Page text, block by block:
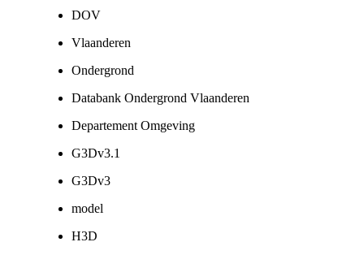
DOV
Vlaanderen
Ondergrond
Databank Ondergrond Vlaanderen
Departement Omgeving
G3Dv3.1
G3Dv3
model
H3D